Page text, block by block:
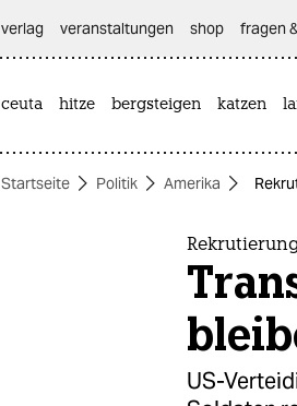
themen
verlag
veranstaltungen shop fragen
ceuta hitze bergsteigen katzen
Startseite Politik Amerika
US-